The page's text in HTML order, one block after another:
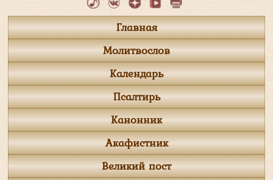
Главная
Молитвослов
Календарь
Псалтирь
Канонник
Акафистник
Великий пост